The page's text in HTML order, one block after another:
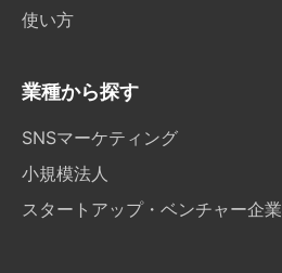
使い方
業種から探す
SNSマーケティング
小規模法人
スタートアップ・ベンチャー企業